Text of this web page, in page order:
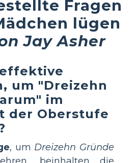
Fragen
lügen
Jay Asher
um "Dreizehn
im
der Oberstufe
, um Dreizehn Gründe